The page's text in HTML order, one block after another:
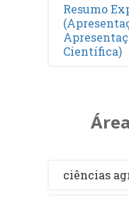
Resumo
Científica)
ciências